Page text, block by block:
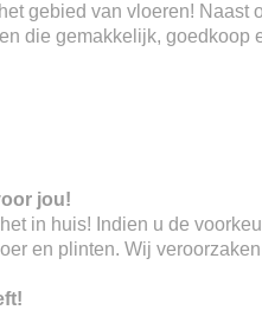
gebied van vloeren!
die gemakkelijk,
jou!
in huis! Indien u de
en plinten. Wij